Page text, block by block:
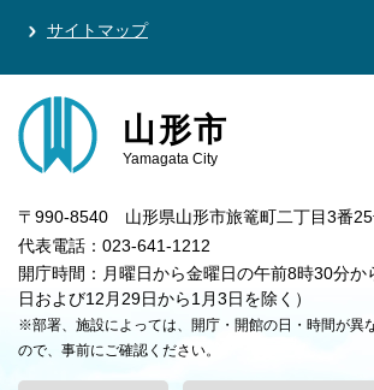
サイトマップ
山形市
Yamagata City
〒990-8540 山形県山形市旅篭町二丁目3番
代表電話：023-641-1212
開庁時間：月曜日から金曜日の午前8時30分か
日および12月29日から1月3日を除く）
※部署、施設によっては、開庁・開館の日・時間が異
ので、事前にご確認ください。